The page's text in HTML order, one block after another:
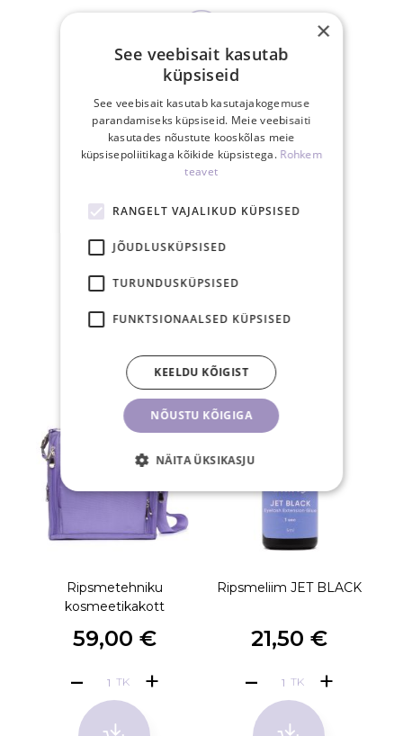
15.00-ks tasutud
tellimus posti samal
tööpäeval
30-päevane
Ripsmetehniku
kosmeetikakott
59,00 €
TK
Ripsmeliim JET BLACK
21,50 €
TK
×
See veebisait kasutab
küpsiseid
See veebisait kasutab kasutajakogemuse
parandamiseks küpsiseid. Meie veebisaiti
kasutades nõustute kooskõlas meie
küpsisepoliitikaga kõikide küpsistega. Rohkem
teavet
RANGELT VAJALIKUD KÜPSISED
JÕUDLUSKÜPSISED
TURUNDUSKÜPSISED
FUNKTSIONAALSED KÜPSISED
NÕUSTU KÕIGIGA
KEELDU KÕIGIST
NÄITA ÜKSIKASJU